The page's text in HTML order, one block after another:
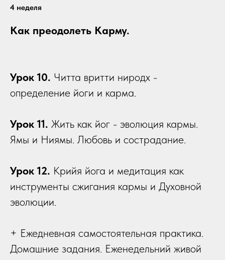
4 неделя
Как преодолеть Карму.
Урок 10. Читта вритти ниродх -
определение йоги и карма.
Урок 11. Жить как йог - эволюция кармы.
Ямы и Ниямы. Любовь и сострадание.
Урок 12. Крийя йога и медитация как
инструменты сжигания кармы и Духовной
эволюции.
+ Ежедневная самостоятельная практика.
Домашние задания. Еженедельний живой